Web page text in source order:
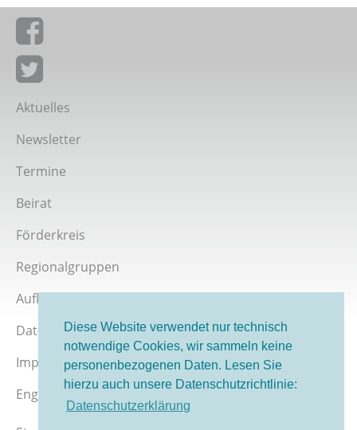
Diese Website verwendet nur technisch
notwendige Cookies, wir sammeln keine
personenbezogenen Daten. Lesen Sie
hierzu auch unsere Datenschutzrichtlinie:
Datenschutzerklärung
Giordano-Bruno-Stiftung auf Facebook
Giordano-Bruno-Stiftung bei Twitter
Aktuelles
Newsletter
Termine
Beirat
Förderkreis
Regionalgruppen
Aufklärer werden
Datenschutz
Impressum
English version